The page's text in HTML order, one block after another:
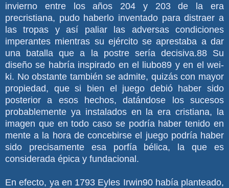
invierno entre los años 204 y 203 de la era
precristiana, pudo haberlo inventado para distraer a
las tropas y así paliar las adversas condiciones
imperantes mientras su ejército se aprestaba a dar
una batalla que a la postre sería decisiva.88 Su
diseño se habría inspirado en el liubo89 y en el wei-
ki. No obstante también se admite, quizás con mayor
propiedad, que si bien el juego debió haber sido
posterior a esos hechos, datándose los sucesos
probablemente ya instalados en la era cristiana, la
imagen que en todo caso se podría haber tenido en
mente a la hora de concebirse el juego podría haber
sido precisamente esa porfía bélica, la que es
considerada épica y fundacional.
En efecto, ya en 1793 Eyles Irwin90 había planteado,